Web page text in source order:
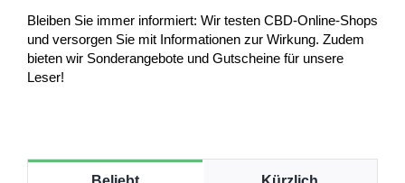
Bleiben Sie immer informiert: Wir testen CBD-Online-Shops
und versorgen Sie mit Informationen zur Wirkung. Zudem
bieten wir Sonderangebote und Gutscheine für unsere
Leser!